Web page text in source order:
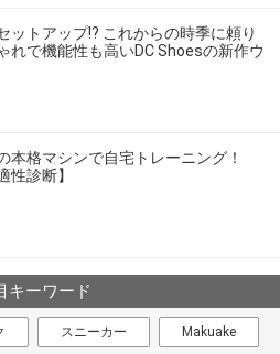
ットアップ!? これからの時季に頼り
れで機能性も高いDC Shoesの新作ウ
本格マシンで自宅トレーニング！
性診断】
キーワード
スニーカー Makuake